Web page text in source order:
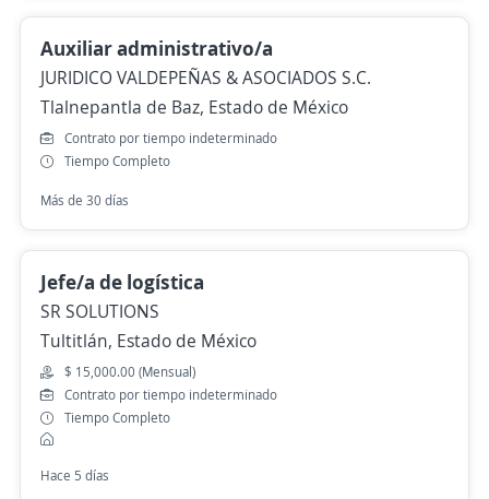
Auxiliar administrativo/a
JURIDICO VALDEPEÑAS & ASOCIADOS S.C.
Tlalnepantla de Baz, Estado de México
Contrato por tiempo indeterminado
Tiempo Completo
Más de 30 días
Jefe/a de logística
SR SOLUTIONS
Tultitlán, Estado de México
$ 15,000.00 (Mensual)
Contrato por tiempo indeterminado
Tiempo Completo
Hace 5 días